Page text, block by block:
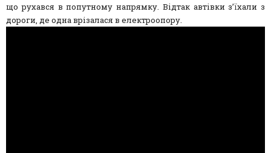
що рухався в попутному напрямку. Відтак автівки з’їхали з
дороги, де одна врізалася в електроопору.